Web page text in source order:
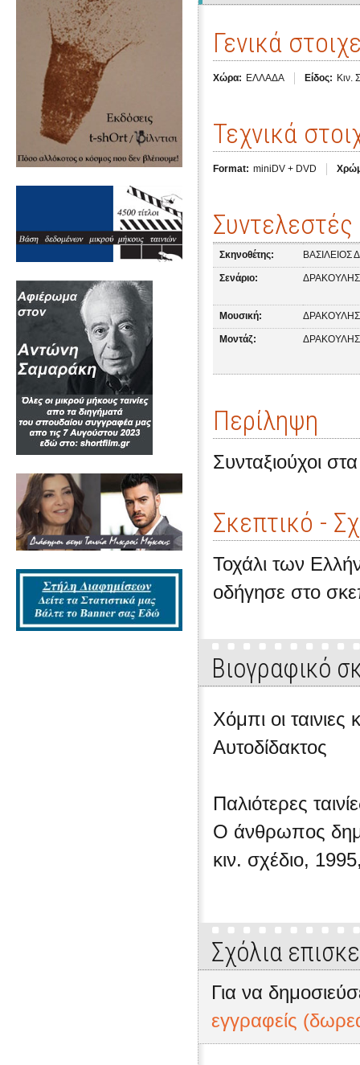
Γενικά
Χώρα: ΕΛΛΑΔΑ Είδος: Κιν.
Τεχνικά
Format: miniDV + DVD
Συντελεστές
Σκηνοθέτης: ΒΑΣΙΛΕΙΟΣ
Σενάριο: ΔΡΑΚΟΥΛΗΣ
Μουσική: ΔΡΑΚΟΥΛΗΣ
Μοντάζ: ΔΡΑΚΟΥΛΗΣ
Περίληψη
Συνταξιούχοι
Σκεπτικό -
Τοχάλι των
οδήγησε στο
Βιογραφικό
Χόμπι οι
Αυτοδίδακτος
Παλιότερες
Ο άνθρωπος
κιν. σχέδιο,
Σχόλια
Για να
εγγραφείς